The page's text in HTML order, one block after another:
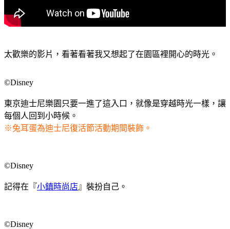
太歡樂的影片，看著看著我又想起了在園區裡開心的時光。
©Disney
東京迪士尼樂園只要一進了這入口，就像是穿越時光一樣，讓
每個人回到小時候。
※兔耳蛋為迪士尼復活節活動期間裝飾。
©Disney
記得在『小鎮時尚店』裝扮自己。
©Disney